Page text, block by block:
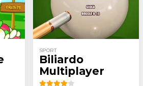
SPORT
Biliardo
Multiplayer